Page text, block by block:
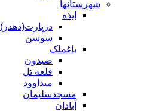
شهرستانها
ایذه
دزپارت(دهدز)
سوسن
باغملک
صیدون
قلعه تل
میداوود
مسجدسلیمان
آبادان